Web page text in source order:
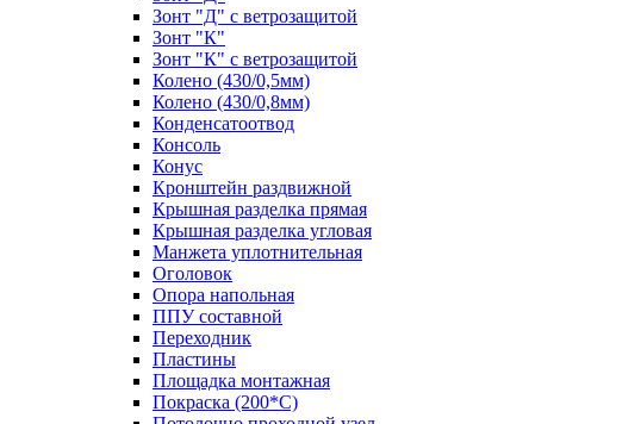
Зонт "Д" с ветрозащитой
Зонт "К"
Зонт "К" с ветрозащитой
Колено (430/0,5мм)
Колено (430/0,8мм)
Конденсатоотвод
Консоль
Конус
Кронштейн раздвижной
Крышная разделка прямая
Крышная разделка угловая
Манжета уплотнительная
Оголовок
Опора напольная
ППУ составной
Переходник
Пластины
Площадка монтажная
Покраска (200*С)